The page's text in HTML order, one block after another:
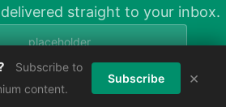
straight to your inbox.
now
Subscribe to
content.
Subscribe ×